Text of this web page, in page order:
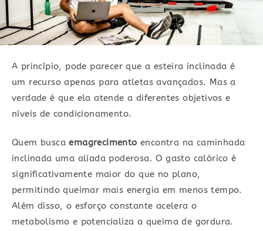
A princípio, pode parecer que a esteira inclinada é
um recurso apenas para atletas avançados. Mas a
verdade é que ela atende a diferentes objetivos e
níveis de condicionamento.
Quem buscaemagrecimento encontra na caminhada
inclinada uma aliada poderosa. O gasto calórico é
significativamente maior do que no plano,
permitindo queimar mais energia em menos tempo.
Além disso, o esforço constante acelera o
metabolismo e potencializa a queima de gordura.